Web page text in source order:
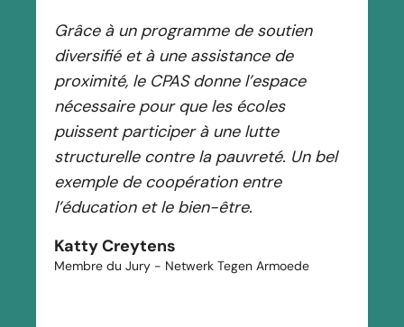
Grâce à un programme de soutien
diversifié et à une assistance de
proximité, le CPAS donne l’espace
nécessaire pour que les écoles
puissent participer à une lutte
structurelle contre la pauvreté. Un bel
exemple de coopération entre
l’éducation et le bien-être.
Katty Creytens
Membre du Jury - Netwerk Tegen Armoede